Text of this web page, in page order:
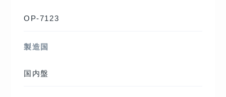
OP-7123
製造国
国内盤